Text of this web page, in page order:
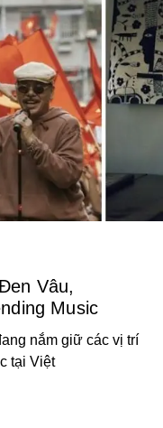
Vâu,
Music
nắm giữ các vị trí
tại Việt